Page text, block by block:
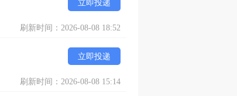
立即投递
刷新时间：2026-08-08 18:52
立即投递
刷新时间：2026-08-08 15:14